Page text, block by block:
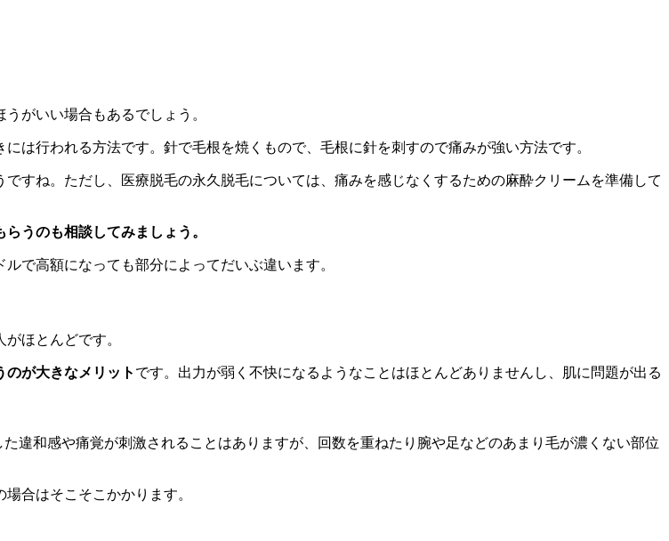
がいい場合もあるでしょう。
は行われる方法です。針で毛根を焼くもので、毛根に針を刺すので痛みが強い方法です。
すね。ただし、医療脱毛の永久脱毛については、痛みを感じなくするための麻酔クリームを準備して
うのも相談してみましょう。
で高額になっても部分によってだいぶ違います。
ほとんどです。
が大きなメリット です。出力が弱く不快になるようなことはほとんどありませんし、肌に問題が出る
違和感や痛覚が刺激されることはありますが、回数を重ねたり腕や足などのあまり毛が濃くない部位
合はそこそこかかります。